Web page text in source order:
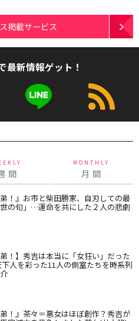
掲載サービス
最新情報ゲット！
間
MONTHLY
月 間
弟！』お市と柴田勝家、自刃しての最
の句」…運命を共にした２人の悲劇
弟！】秀吉は本当に「女狂い」だった
人を彩った11人の側室たちを時系列
弟！』茶々＝悪女はほぼ創作？秀吉が